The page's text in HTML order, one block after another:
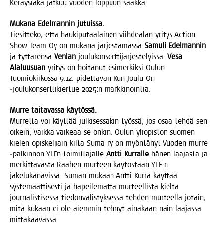
Keräy­sia­ka jat­kuu vuo­den lop­puun saakka.
Muka­na Edel­man­nin jutuissa.
Tie­sit­te­kö, että hau­ki­pu­taa­lai­nen viih­dea­lan yri­tys Action
Show Team Oy on muka­na jär­jes­tä­mäs­sä Samu­li Edel­man­nin
ja tyt­tä­ren­sä Ven­lan jou­lu­kon­sert­ti­jär­jes­te­lyis­sä. Vesa
Ala­luusuan yri­tys on hoi­ta­nut esi­mer­kik­si Oulun
Tuo­mio­kir­kos­sa 9.12. pidet­tä­vän Kun Jou­lu On
‑jou­lu­kon­sert­ti­kier­tue 2025:n markkinointia.
Mur­re tai­ta­vas­sa käytössä.
Mur­ret­ta voi käyt­tää jul­ki­ses­sa­kin työs­sä, jos osaa teh­dä sen
oikein, vaik­ka vai­ke­aa se onkin. Oulun yli­opis­ton suo­men
kie­len opis­ke­li­jain kil­ta Suma ry on myön­tä­nyt Vuo­den mur­re
‑pal­kin­non YLEn toi­mit­ta­jal­le Ant­ti Kur­ral­le hänen laa­jas­ta ja
mer­kit­tä­väs­tä Raa­hen mur­teen käy­tös­tään YLE:n
jake­lu­ka­na­vis­sa. Suman mukaan Ant­ti Kur­ra käyt­tää
sys­te­maat­ti­ses­ti ja häpei­le­mät­tä mur­teel­lis­ta kiel­tä
jour­na­lis­ti­ses­sa tie­don­vä­lis­tyk­ses­sä teh­den mur­teel­la jotain,
mitä kukaan ei ole aiem­min teh­nyt aina­kaan näin laa­jas­sa
mittakaavassa.